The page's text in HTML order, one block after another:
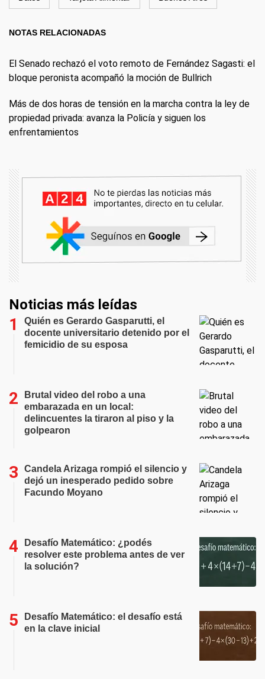
NOTAS RELACIONADAS
El Senado rechazó el voto remoto de Fernández Sagasti: el
bloque peronista acompañó la moción de Bullrich
Más de dos horas de tensión en la marcha contra la ley de
propiedad privada: avanza la Policía y siguen los
enfrentamientos
Noticias más leídas
Quién es Gerardo Gasparutti, el
docente universitario detenido por el
femicidio de su esposa
Brutal video del robo a una
embarazada en un local:
delincuentes la tiraron al piso y la
golpearon
Candela Arizaga rompió el silencio y
dejó un inesperado pedido sobre
Facundo Moyano
Desafío Matemático: ¿podés
resolver este problema antes de ver
la solución?
Desafío Matemático: el desafío está
en la clave inicial